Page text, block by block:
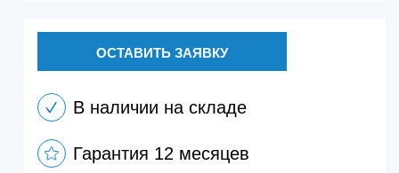
ОСТАВИТЬ ЗАЯВКУ
В наличии на складе
Гарантия 12 месяцев